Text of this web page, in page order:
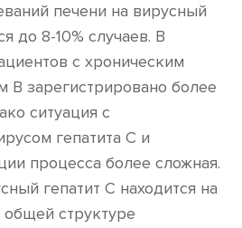
печени на вирусный
до 8-10% случаев. В
с хроническим
В зарегистрировано более
ситуация с
гепатита С и
процесса более сложная.
гепатит С находится на
структуре